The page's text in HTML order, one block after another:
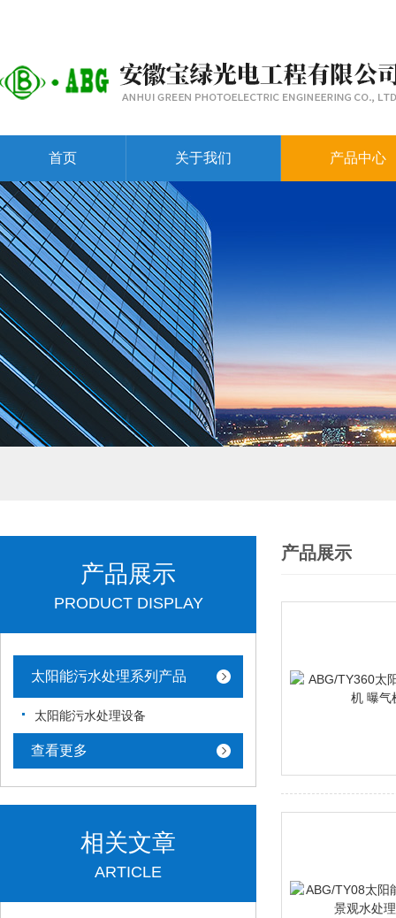
首页 关于我们 产品中心
产品展示
PRODUCT DISPLAY
太阳能污水处理系列产品
太阳能污水处理设备
查看更多
相关文章
ARTICLE
产品展示